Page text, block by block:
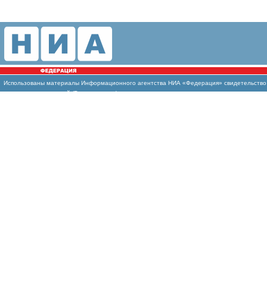
Использованы материалы Информационного агентства НИА «Федерация»
массовых коммуникаций (Роскомнадзор)